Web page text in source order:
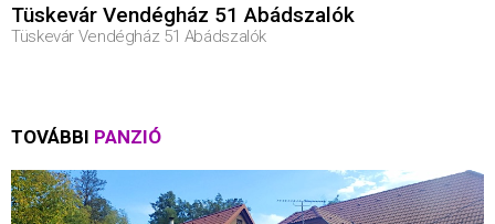
Tüskevár Vendégház 51 Abádszalók
Tüskevár Vendégház 51 Abádszalók
TOVÁBBI PANZIÓ